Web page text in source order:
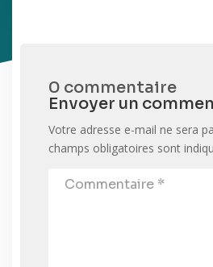
0 commentaire
Envoyer un
Votre adresse e-mail ne sera
champs obligatoires sont